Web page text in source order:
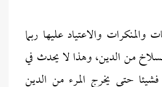
والاعتياد عليها ربما
من الدين، وهذا لا يحدث في
فشيئا حتى يخرج المرء من الدين